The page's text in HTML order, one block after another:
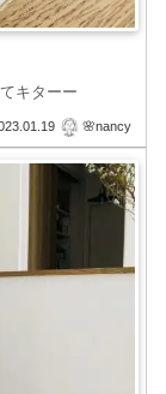
キターー
🌸nancy